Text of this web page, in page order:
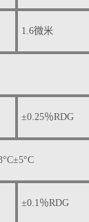
1.6微米
±0.25％RDG
±0.1％RDG